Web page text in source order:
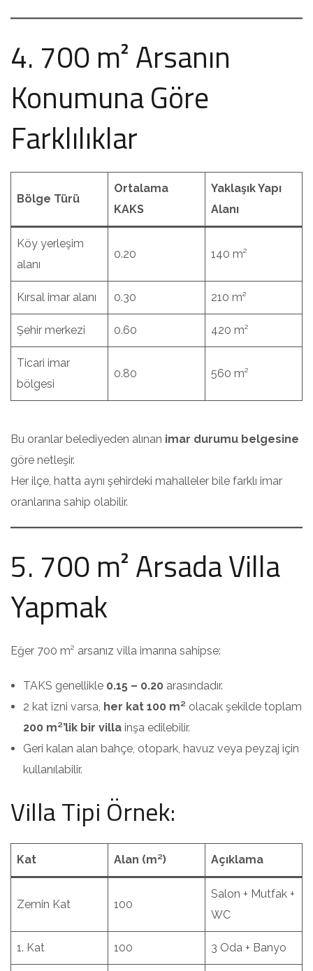
4. 700 m² Arsanın
Konumuna Göre
Farklılıklar
Bölge Türü
Ortalama
KAKS
Yaklaşık Yapı
Alanı
Köy yerleşim
alanı
0.20 140 m²
Kırsal imar alanı 0.30 210 m²
Şehir merkezi 0.60 420 m²
Ticari imar
bölgesi
0.80 560 m²
Bu oranlar belediyeden alınan imar durumu belgesine
göre netleşir.
Her ilçe, hatta aynı şehirdeki mahalleler bile farklı imar
oranlarına sahip olabilir.
5. 700 m² Arsada Villa
Yapmak
Eğer 700 m² arsanız villa imarına sahipse:
TAKS genellikle 0.15 – 0.20 arasındadır.
2 kat izni varsa, her kat 100 m² olacak şekilde toplam
200 m²’lik bir villa inşa edilebilir.
Geri kalan alan bahçe, otopark, havuz veya peyzaj için
kullanılabilir.
Villa Tipi Örnek:
Kat Alan (m²) Açıklama
Zemin Kat 100
Salon + Mutfak +
WC
1. Kat 100 3 Oda + Banyo